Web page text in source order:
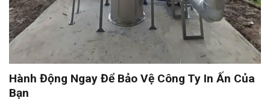
Hành Động Ngay Để Bảo Vệ Công Ty In Ấn Của
Bạn